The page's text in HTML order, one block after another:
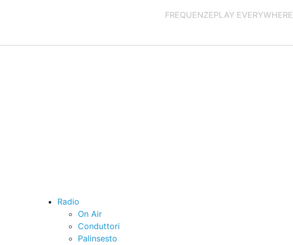
FREQUENZEPLAY EVERYWHERE
Radio
On Air
Conduttori
Palinsesto